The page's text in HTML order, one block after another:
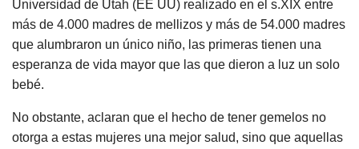
Universidad de Utah (EE UU) realizado en el s.XIX entre
más de 4.000 madres de mellizos y más de 54.000 madres
que alumbraron un único niño, las primeras tienen una
esperanza de vida mayor que las que dieron a luz un solo
bebé.
No obstante, aclaran que el hecho de tener gemelos no
otorga a estas mujeres una mejor salud, sino que aquellas